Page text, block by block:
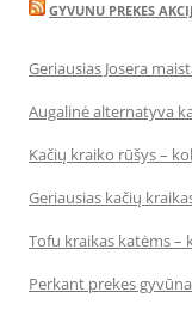
GYVUNU PREKES
Geriausias Josera
Augalinė alternatyva
Kačių kraiko rūšys –
Geriausias kačių
Tofu kraikas katėms –
Perkant prekes